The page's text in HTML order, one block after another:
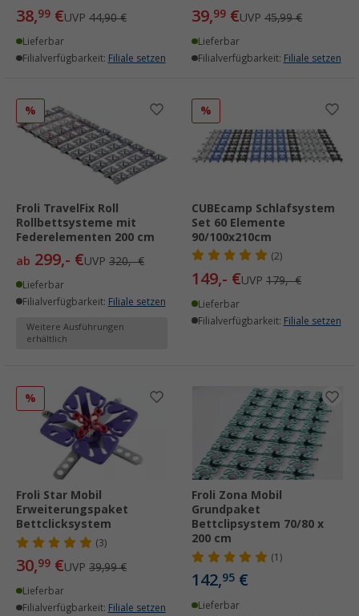
38,99 €UVP 44,90 €
Lieferbar
Filialverfügbarkeit: Filiale setzen
39,99 €UVP 45,99 €
Lieferbar
Filialverfügbarkeit: Filiale setzen
%
Froli TravelFix Roll
Rollbettsysteme mit
Federelementen 200 cm
ab 299,- €UVP 320,- €
Lieferbar
Filialverfügbarkeit: Filiale setzen
Weitere Ausführungen
erhältlich
%
CUBEcamp Schlafsystem
Set 60 Elemente
90/100x210cm
(2)
149,- €UVP 179,- €
Lieferbar
Filialverfügbarkeit: Filiale setzen
%
Froli Star Mobil
Erweiterungspaket
Bettclicksystem
(3)
30,99 €UVP 39,99 €
Lieferbar
Filialverfügbarkeit: Filiale setzen
Froli Zona Mobil
Grundpaket
Bettclipsystem 70/80 x
200 cm
(1)
142,95 €
Lieferbar